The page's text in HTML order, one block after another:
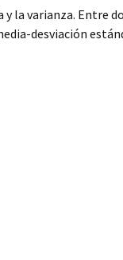
la varianza. Entre
desviación